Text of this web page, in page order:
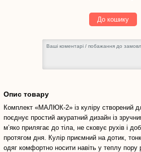
До кошику
Опис товару
Комплект «МАЛЮК-2» із куліру створений
поєднує простий акуратний дизайн із
м’яко прилягає до тіла, не сковує рухів і
протягом дня. Кулір приємний на дотик,
одяг комфортно носити навіть у теплу пору